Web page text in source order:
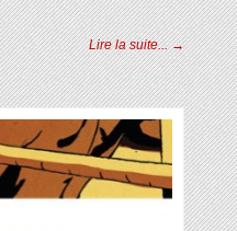
Lire la suite... →